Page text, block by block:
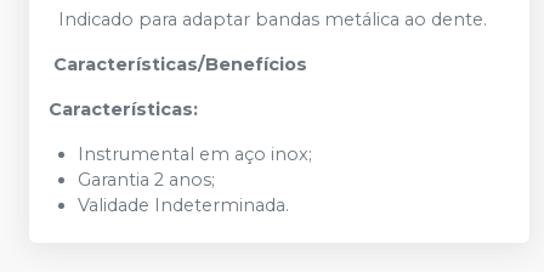
Indicado para adaptar bandas metálica ao dente.
Características/Benefícios
Características:
Instrumental em aço inox;
Garantia 2 anos;
Validade Indeterminada.